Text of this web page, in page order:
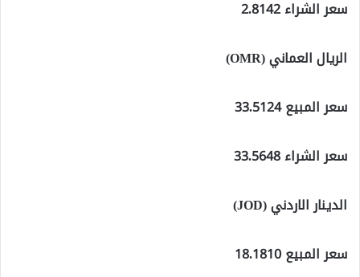
سعر الشراء 2.8142
الريال العماني (OMR)
سعر المبيع 33.5124
سعر الشراء 33.5648
الدينار الاردني (JOD)
سعر المبيع 18.1810